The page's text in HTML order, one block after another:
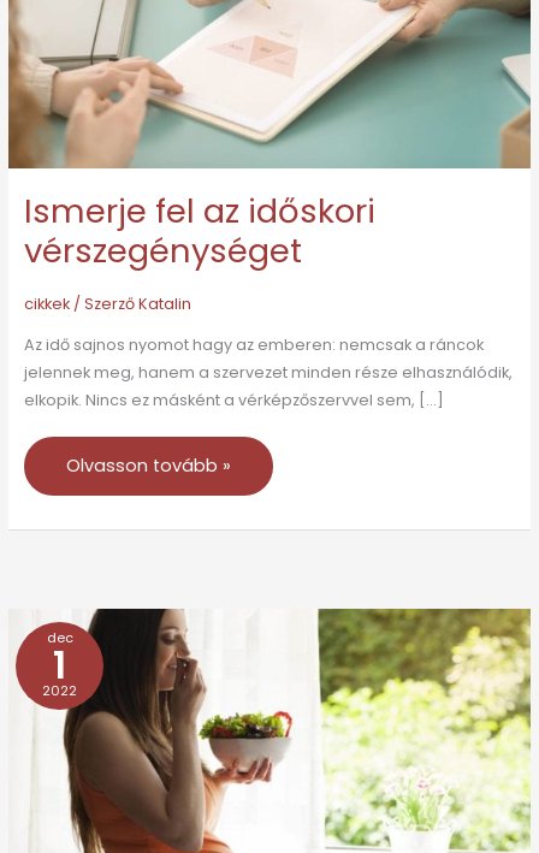
Ismerje fel az időskori
vérszegénységet
cikkek/ SzerzőKatalin
Az idő sajnos nyomot hagy az emberen: nemcsak a ráncok
jelennek meg, hanem a szervezet minden része elhasználódik,
elkopik. Nincs ez másként a vérképzőszervvel sem, […]
Olvasson tovább »
dec
1
2022
Időskori
makula
degeneráció
(sárgafoltsorvadás)